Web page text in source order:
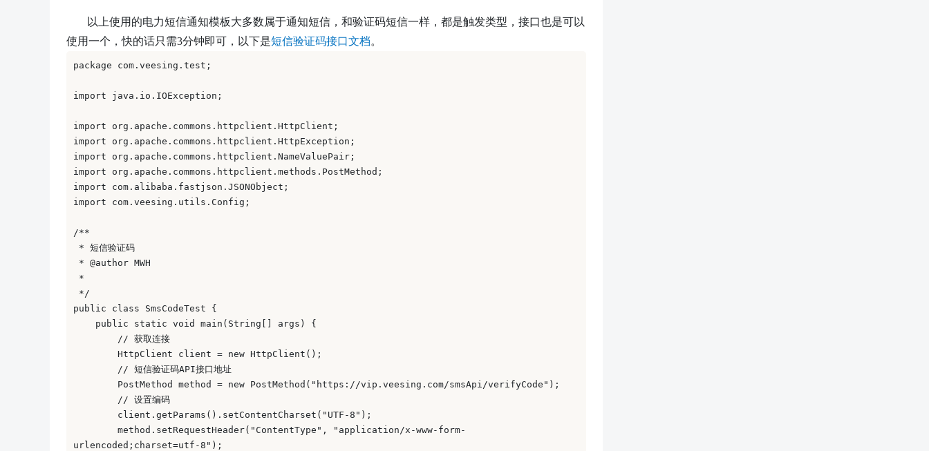
以上使用的电力短信通知模板大多数属于通知短信，和验证码短信一样，都是触发类型，接口也是可以
使用一个，快的话只需3分钟即可，以下是短信验证码接口文档。
package com.veesing.test;
import java.io.IOException;
import org.apache.commons.httpclient.HttpClient;
import org.apache.commons.httpclient.HttpException;
import org.apache.commons.httpclient.NameValuePair;
import org.apache.commons.httpclient.methods.PostMethod;
import com.alibaba.fastjson.JSONObject;
import com.veesing.utils.Config;
/**
* 短信验证码
* @author MWH
*
*/
public class SmsCodeTest {
public static void main(String[] args) {
// 获取连接
HttpClient client = new HttpClient();
// 短信验证码API接口地址
PostMethod method = new PostMethod("https://vip.veesing.com/smsApi/verifyCode");
// 设置编码
client.getParams().setContentCharset("UTF-8");
method.setRequestHeader("ContentType", "application/x-www-form-
urlencoded;charset=utf-8");